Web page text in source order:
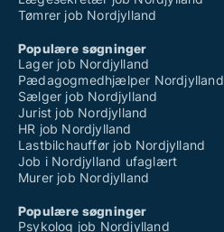
Tømrer job Nordjylland
Populære søgninger
Lager job Nordjylland
Pædagogmedhjælper Nordjylland
Sælger job Nordjylland
Jurist job Nordjylland
HR job Nordjylland
Lastbilchauffør job Nordjylland
Job i Nordjylland ufaglært
Murer job Nordjylland
Populære søgninger
Psykolog job Nordjylland